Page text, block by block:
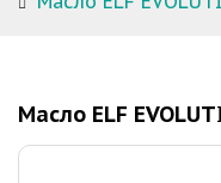
Масло ELF